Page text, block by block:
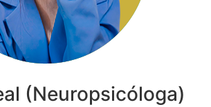
(Neuropsicóloga)